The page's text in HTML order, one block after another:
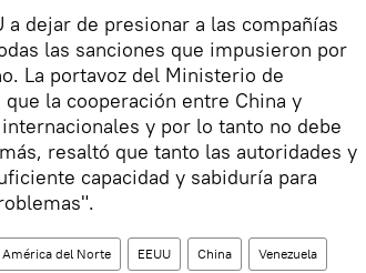
a dejar de presionar a las compañías
las sanciones que impusieron por
La portavoz del Ministerio de
la cooperación entre China y
y por lo tanto no debe
resaltó que tanto las autoridades y
capacidad y sabiduría para
América del Norte EEUU China Venezuela